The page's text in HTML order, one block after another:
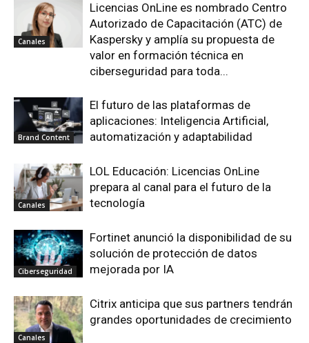
Canales
Licencias OnLine es nombrado Centro
Autorizado de Capacitación (ATC) de
Kaspersky y amplía su propuesta de
valor en formación técnica en
ciberseguridad para toda...
Brand Content
El futuro de las plataformas de
aplicaciones: Inteligencia Artificial,
automatización y adaptabilidad
Canales
LOL Educación: Licencias OnLine
prepara al canal para el futuro de la
tecnología
Ciberseguridad
Fortinet anunció la disponibilidad de su
solución de protección de datos
mejorada por IA
Canales
Citrix anticipa que sus partners tendrán
grandes oportunidades de crecimiento